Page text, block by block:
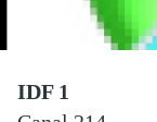
IDF 1